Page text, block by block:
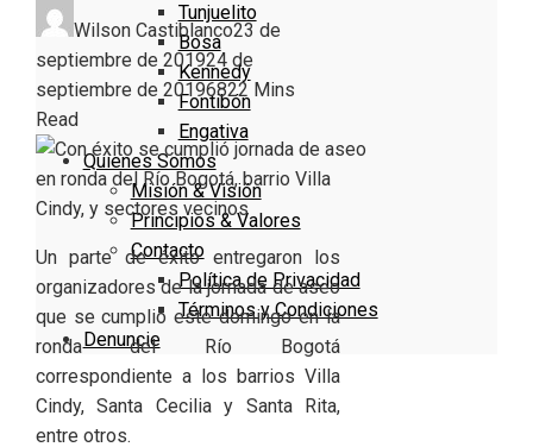
Tunjuelito
Bosa
Kennedy
Fontibón
Engativa
Quienes Somos
Misión & Visión
Principios & Valores
Contacto
Política de Privacidad
Términos y Condiciones
Denuncie
Wilson Castiblanco23 de
septiembre de 201924 de
septiembre de 20196822 Mins
Read
Un parte de éxito entregaron los
organizadores de la jornada de aseo
que se cumplió este domingo en la
ronda del Río Bogotá
correspondiente a los barrios Villa
Cindy, Santa Cecilia y Santa Rita,
entre otros.